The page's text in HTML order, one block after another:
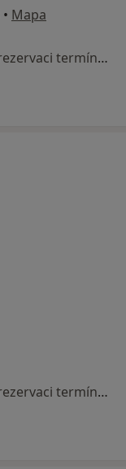
• Mapa
Tento specialista nenabízí online rezervaci termínu na této adrese.
Tento specialista nenabízí online rezervaci termínu na této adrese.